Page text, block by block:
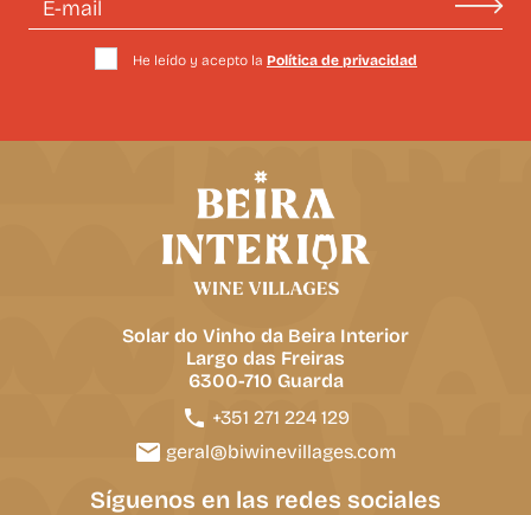
He leído y acepto la Política de privacidad
Solar do Vinho da Beira Interior
Largo das Freiras
6300-710 Guarda
+351 271 224 129
geral@biwinevillages.com
Síguenos en las redes sociales